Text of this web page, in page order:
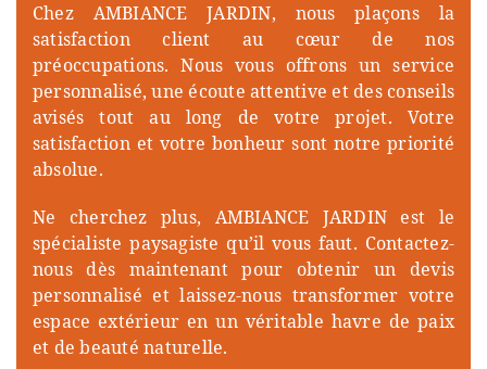
Chez AMBIANCE JARDIN, nous plaçons la
satisfaction client au cœur de nos
préoccupations. Nous vous offrons un service
personnalisé, une écoute attentive et des conseils
avisés tout au long de votre projet. Votre
satisfaction et votre bonheur sont notre priorité
absolue.
Ne cherchez plus, AMBIANCE JARDIN est le
spécialiste paysagiste qu’il vous faut. Contactez-
nous dès maintenant pour obtenir un devis
personnalisé et laissez-nous transformer votre
espace extérieur en un véritable havre de paix
et de beauté naturelle.